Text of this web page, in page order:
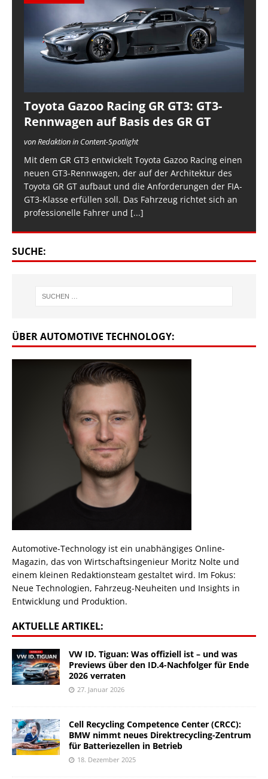
Toyota Gazoo Racing GR GT3: GT3-
Rennwagen auf Basis des GR GT
von Redaktion in Content-Spotlight
Mit dem GR GT3 entwickelt Toyota Gazoo Racing einen
neuen GT3-Rennwagen, der auf der Architektur des
Toyota GR GT aufbaut und die Anforderungen der FIA-
GT3-Klasse erfüllen soll. Das Fahrzeug richtet sich an
professionelle Fahrer und [...]
SUCHE:
ÜBER AUTOMOTIVE TECHNOLOGY:
Automotive-Technology ist ein unabhängiges Online-
Magazin, das von Wirtschaftsingenieur Moritz Nolte und
einem kleinen Redaktionsteam gestaltet wird. Im Fokus:
Neue Technologien, Fahrzeug-Neuheiten und Insights in
Entwicklung und Produktion.
AKTUELLE ARTIKEL:
VW ID. Tiguan: Was offiziell ist – und was
Previews über den ID.4-Nachfolger für Ende
2026 verraten
27. Januar 2026
Cell Recycling Competence Center (CRCC):
BMW nimmt neues Direktrecycling-Zentrum
für Batteriezellen in Betrieb
18. Dezember 2025